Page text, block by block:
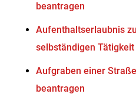
beantragen
Aufenthaltserlaubnis
selbständigen
Aufgraben einer
beantragen